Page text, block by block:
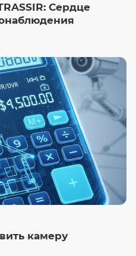
Сердце
камеру